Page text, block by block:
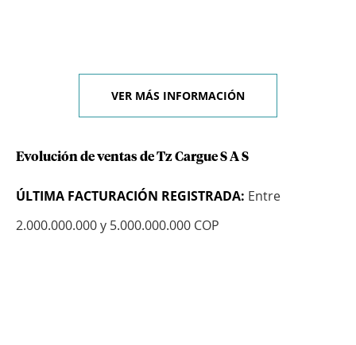
VER MÁS INFORMACIÓN
Evolución de ventas de Tz Cargue S A S
ÚLTIMA FACTURACIÓN REGISTRADA: Entre
2.000.000.000 y 5.000.000.000 COP